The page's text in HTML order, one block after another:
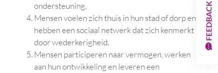
ondersteuning.
Mensen voelen zich thuis in hun stad of dorp en
hebben een sociaal netwerk dat zich kenmerkt
door wederkerigheid.
Mensen participeren naar vermogen, werken
aan hun ontwikkeling en leveren een
FEEDBACK